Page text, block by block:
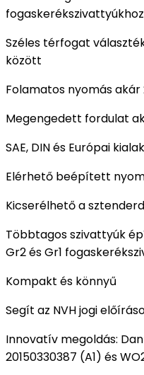
Széles térfogat
között
Folamatos nyomás akár
Megengedett fordulat
SAE, DIN és Európai
Elérhető beépített
Kicserélhető a
Többtagos szivattyúk
Gr2 és Gr1
Kompakt és könnyű
Segít az NVH jogi
Innovatív megoldás:
20150330387 (A1) és